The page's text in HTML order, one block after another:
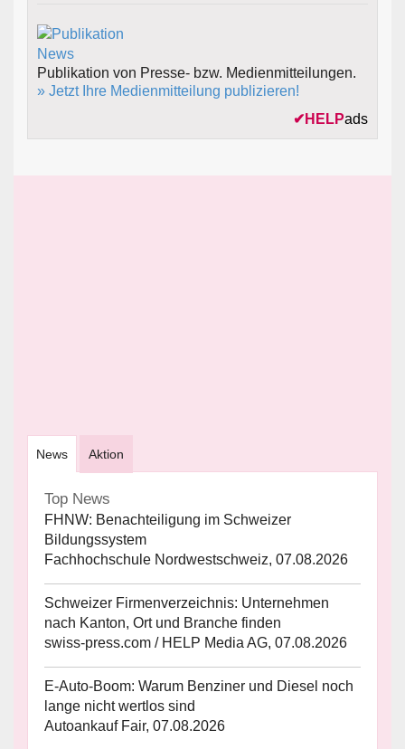
Publikation von Presse- bzw. Medienmitteilungen.
» Jetzt Ihre Medienmitteilung publizieren!
✔ HELPads
News Aktion
Top News
FHNW: Benachteiligung im Schweizer
Bildungssystem
Fachhochschule Nordwestschweiz, 07.08.2026
Schweizer Firmenverzeichnis: Unternehmen
nach Kanton, Ort und Branche finden
swiss-press.com / HELP Media AG, 07.08.2026
E-Auto-Boom: Warum Benziner und Diesel noch
lange nicht wertlos sind
Autoankauf Fair, 07.08.2026